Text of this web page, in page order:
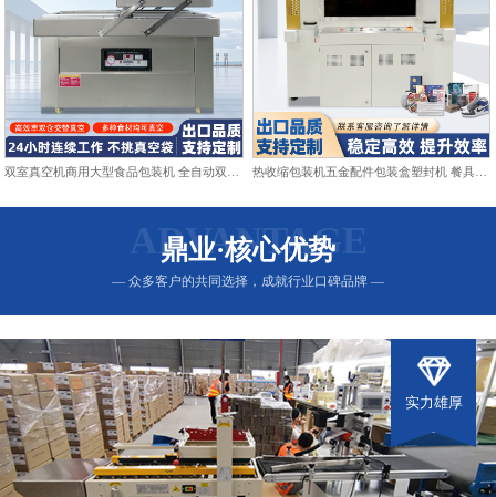
ADVANTAGE
鼎业·核心优势
— 众多客户的共同选择，成就行业口碑品牌 —
实力雄厚